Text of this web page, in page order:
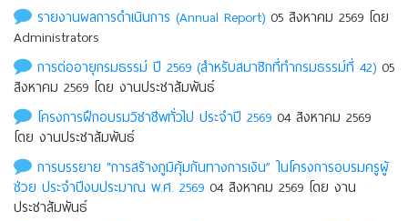
รายงานผลการดำเนินการ (Annual Report) 05 สิงหาคม 2569 โดย
Administrators
การต่ออายุกรมธรรม์ ปี 2569 (สำหรับสมาชิกที่ทำกรมธรรม์ที่ 42) 05
สิงหาคม 2569 โดย งานประชาสัมพันธ์
โครงการฝึกอบรมวิชาชีพทั่วไป ประจำปี 2569 04 สิงหาคม 2569
โดย งานประชาสัมพันธ์
การบรรยาย "การสร้างภูมิคุ้มกันทางการเงิน” ในโครงการอบรมครูผู้
ช่วย ประจำปีงบประมาณ พ.ศ. 2569 04 สิงหาคม 2569 โดย งาน
ประชาสัมพันธ์